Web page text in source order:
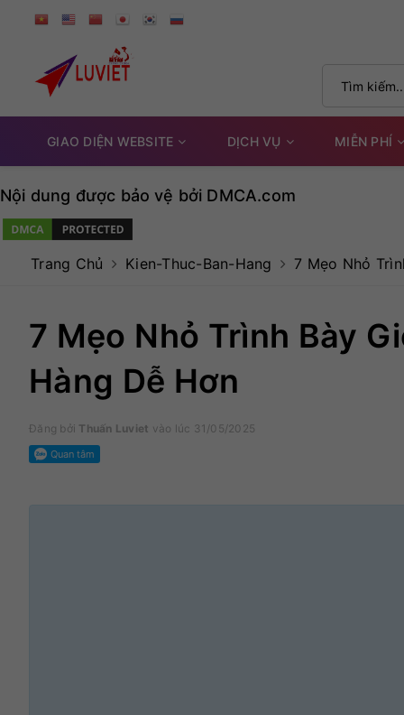
GIAO DIỆN WEBSITE DỊCH VỤ MIỄN PHÍ
Nội dung được bảo vệ bởi DMCA.com
Trang Chủ Kien-Thuc-Ban-Hang 7 Mẹo Nhỏ
7 Mẹo Nhỏ Trình Bày
Hàng Dễ Hơn
Đăng bởi Thuấn Luviet vào lúc 31/05/2025